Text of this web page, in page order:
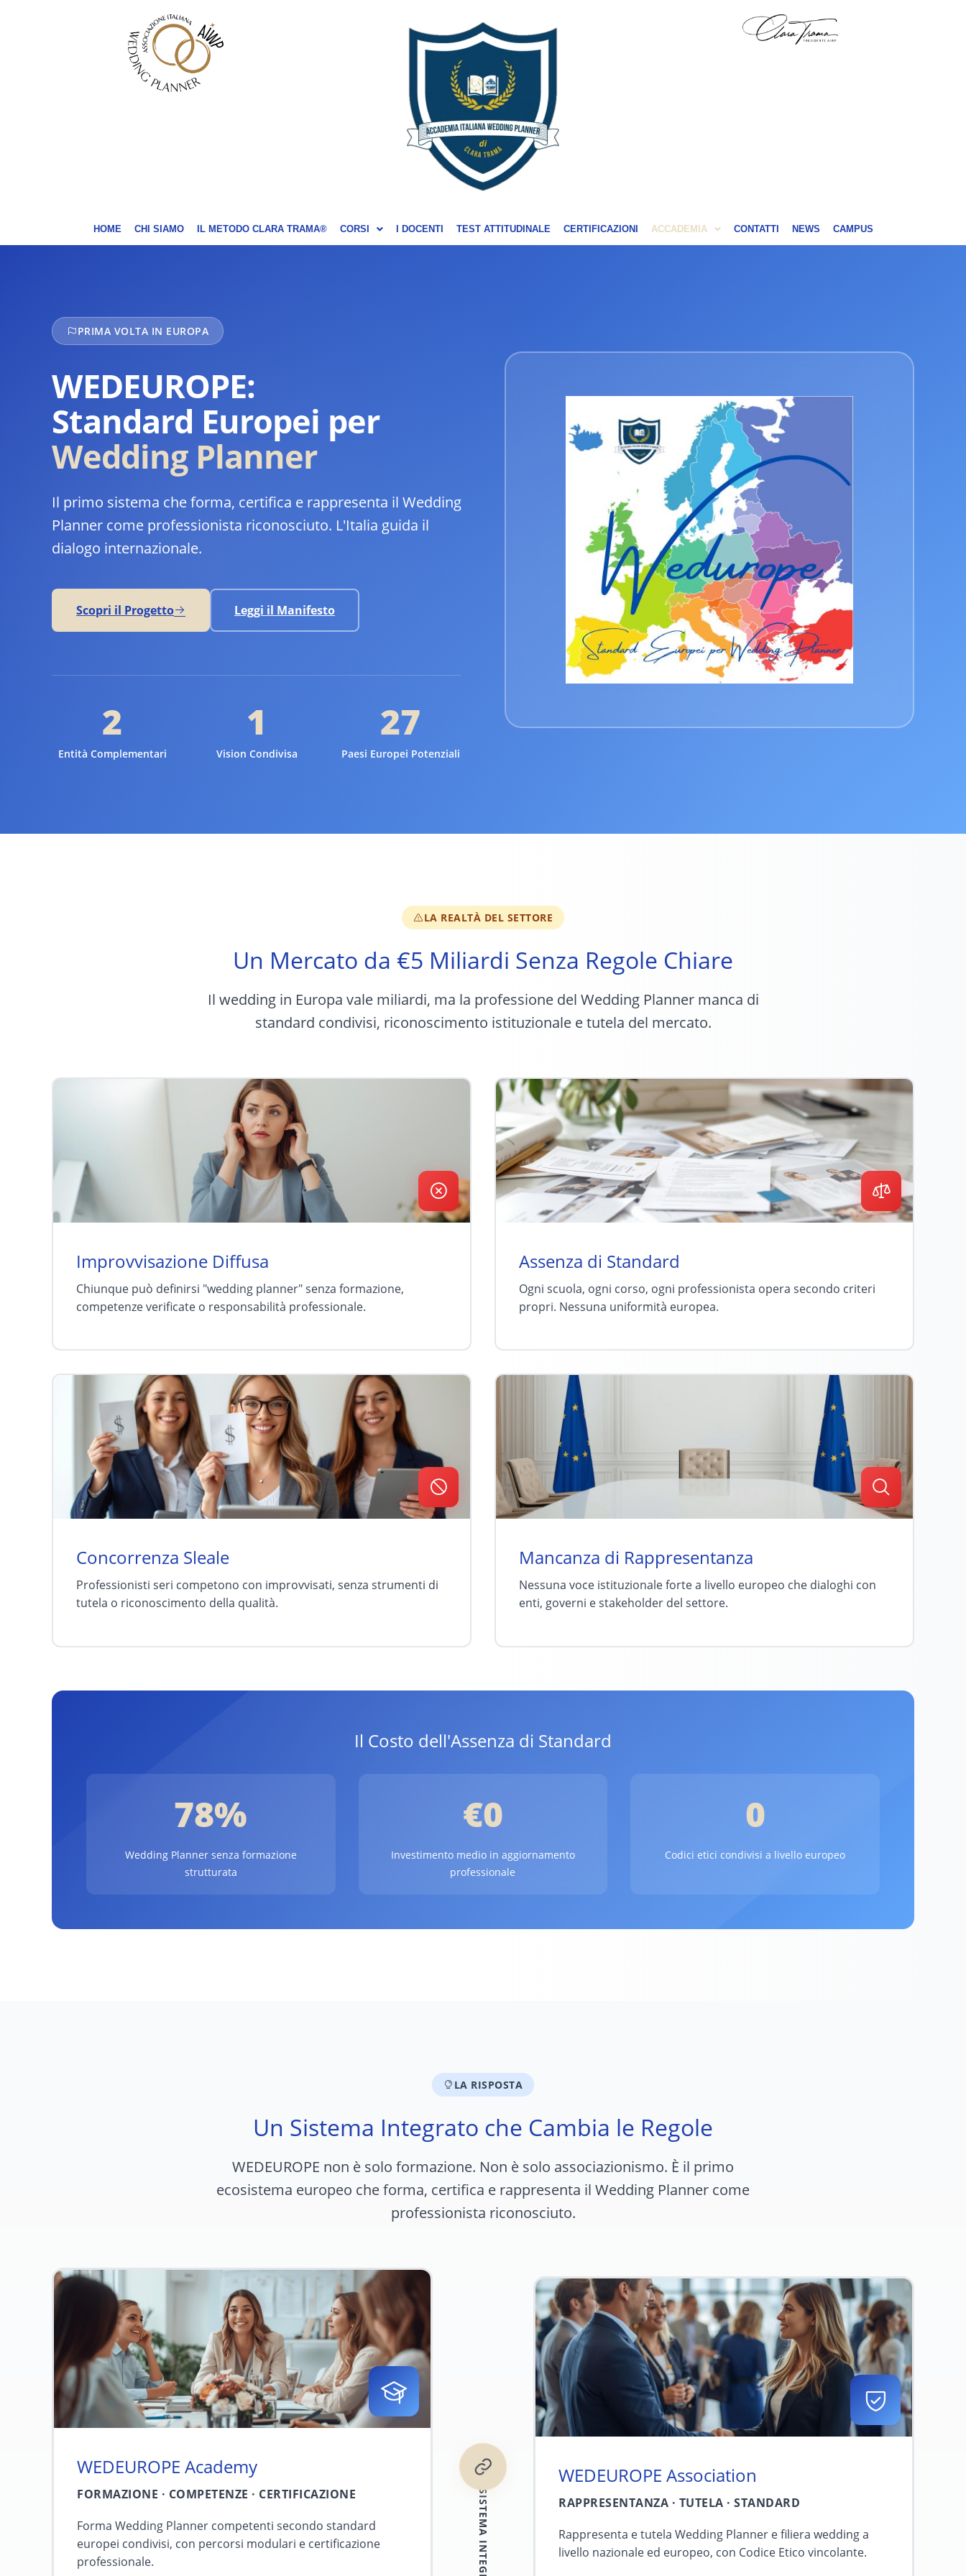
HOME CHI SIAMO IL METODO CLARA TRAMA® CORSI I DOCENTI TEST ATTITUDINALE CERTIFICAZIONI ACCADEMIA CONTATTI NEWS CAMPUS
PRIMA VOLTA IN EUROPA
WEDEUROPE:
Standard Europei per
Wedding Planner
Il primo sistema che forma, certifica e rappresenta il Wedding
Planner come professionista riconosciuto. L'Italia guida il
dialogo internazionale.
Scopri il Progetto Leggi il Manifesto
2
Entità Complementari
1
Vision Condivisa
27
Paesi Europei Potenziali
LA REALTÀ DEL SETTORE
Un Mercato da €5 Miliardi Senza Regole Chiare
Il wedding in Europa vale miliardi, ma la professione del Wedding Planner manca di
standard condivisi, riconoscimento istituzionale e tutela del mercato.
Improvvisazione Diffusa
Chiunque può definirsi "wedding planner" senza formazione,
competenze verificate o responsabilità professionale.
Assenza di Standard
Ogni scuola, ogni corso, ogni professionista opera secondo criteri
propri. Nessuna uniformità europea.
Concorrenza Sleale
Professionisti seri competono con improvvisati, senza strumenti di
tutela o riconoscimento della qualità.
Mancanza di Rappresentanza
Nessuna voce istituzionale forte a livello europeo che dialoghi con
enti, governi e stakeholder del settore.
Il Costo dell'Assenza di Standard
78%
Wedding Planner senza formazione
strutturata
€0
Investimento medio in aggiornamento
professionale
0
Codici etici condivisi a livello europeo
LA RISPOSTA
Un Sistema Integrato che Cambia le Regole
WEDEUROPE non è solo formazione. Non è solo associazionismo. È il primo
ecosistema europeo che forma, certifica e rappresenta il Wedding Planner come
professionista riconosciuto.
WEDEUROPE Academy
FORMAZIONE · COMPETENZE · CERTIFICAZIONE
Forma Wedding Planner competenti secondo standard
europei condivisi, con percorsi modulari e certificazione
professionale.
SISTEMA INTEGRATO
WEDEUROPE Association
RAPPRESENTANZA · TUTELA · STANDARD
Rappresenta e tutela Wedding Planner e filiera wedding a
livello nazionale ed europeo, con Codice Etico vincolante.